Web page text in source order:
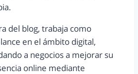
del blog, trabaja como
en el ámbito digital,
a negocios a mejorar su
online mediante